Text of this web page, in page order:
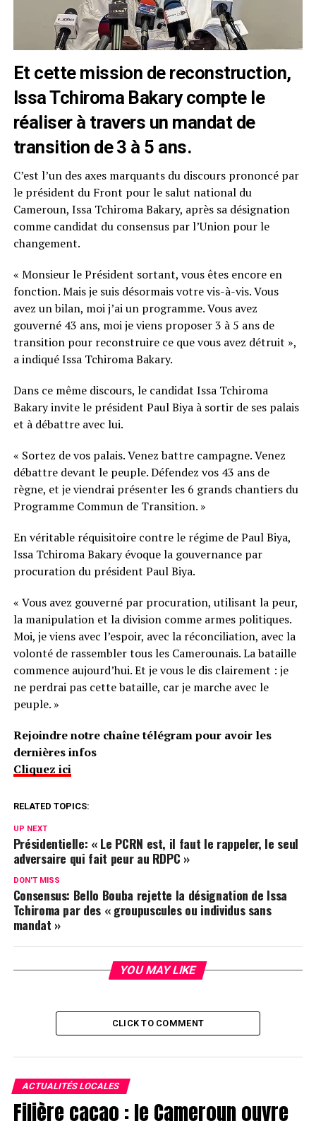
Et cette mission de reconstruction,
Issa Tchiroma Bakary compte le
réaliser à travers un mandat de
transition de 3 à 5 ans.
C’est l’un des axes marquants du discours prononcé par
le président du Front pour le salut national du
Cameroun, Issa Tchiroma Bakary, après sa désignation
comme candidat du consensus par l’Union pour le
changement.
« Monsieur le Président sortant, vous êtes encore en
fonction. Mais je suis désormais votre vis-à-vis. Vous
avez un bilan, moi j’ai un programme. Vous avez
gouverné 43 ans, moi je viens proposer 3 à 5 ans de
transition pour reconstruire ce que vous avez détruit »,
a indiqué Issa Tchiroma Bakary.
Dans ce même discours, le candidat Issa Tchiroma
Bakary invite le président Paul Biya à sortir de ses palais
et à débattre avec lui.
« Sortez de vos palais. Venez battre campagne. Venez
débattre devant le peuple. Défendez vos 43 ans de
règne, et je viendrai présenter les 6 grands chantiers du
Programme Commun de Transition. »
En véritable réquisitoire contre le régime de Paul Biya,
Issa Tchiroma Bakary évoque la gouvernance par
procuration du président Paul Biya.
« Vous avez gouverné par procuration, utilisant la peur,
la manipulation et la division comme armes politiques.
Moi, je viens avec l’espoir, avec la réconciliation, avec la
volonté de rassembler tous les Camerounais. La bataille
commence aujourd’hui. Et je vous le dis clairement : je
ne perdrai pas cette bataille, car je marche avec le
peuple. »
Rejoindre notre chaîne télégram pour avoir les
dernières infos
Cliquez ici
RELATED TOPICS:
UP NEXT
Présidentielle: « Le PCRN est, il faut le rappeler, le seul
adversaire qui fait peur au RDPC »
DON'T MISS
Consensus: Bello Bouba rejette la désignation de Issa
Tchiroma par des « groupuscules ou individus sans
mandat »
YOU MAY LIKE
CLICK TO COMMENT
ACTUALITÉS LOCALES
Filière cacao : le Cameroun ouvre